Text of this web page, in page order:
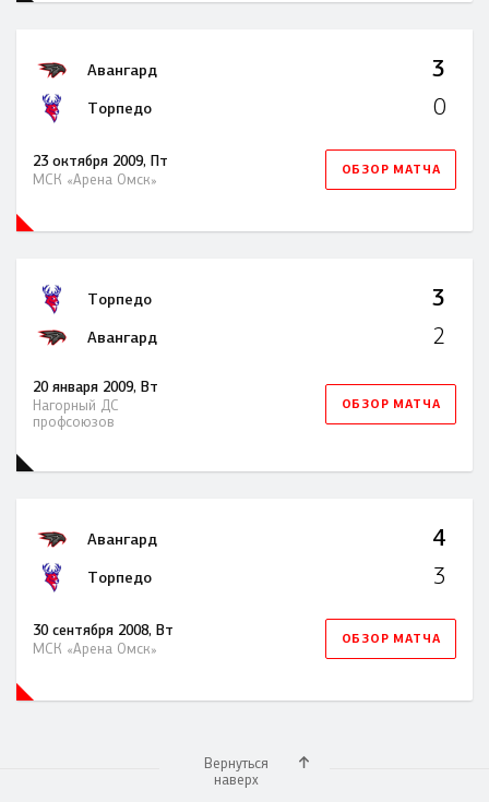
23 октября 2009, Пт
МСК «Арена Омск»
Авангард 3
Торпедо 0
ОБЗОР МАТЧА
20 января 2009, Вт
Нагорный ДC
профсоюзов
Торпедо 3
Авангард 2
ОБЗОР МАТЧА
30 сентября 2008, Вт
МСК «Арена Омск»
Авангард 4
Торпедо 3
ОБЗОР МАТЧА
Вернуться
наверх